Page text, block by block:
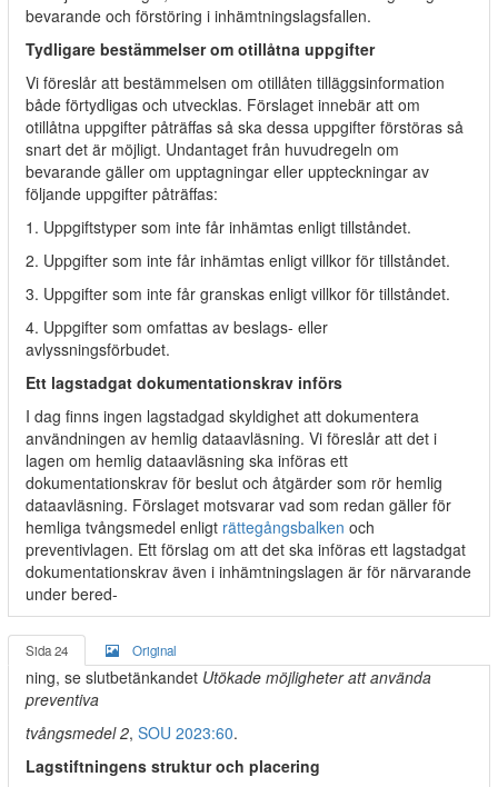
bevarande och förstöring i inhämtningslagsfallen.
Tydligare bestämmelser om otillåtna uppgifter
Vi föreslår att bestämmelsen om otillåten tilläggsinformation
både förtydligas och utvecklas. Förslaget innebär att om
otillåtna uppgifter påträffas så ska dessa uppgifter förstöras så
snart det är möjligt. Undantaget från huvudregeln om
bevarande gäller om upptagningar eller uppteckningar av
följande uppgifter påträffas:
1. Uppgiftstyper som inte får inhämtas enligt tillståndet.
2. Uppgifter som inte får inhämtas enligt villkor för tillståndet.
3. Uppgifter som inte får granskas enligt villkor för tillståndet.
4. Uppgifter som omfattas av beslags- eller
avlyssningsförbudet.
Ett lagstadgat dokumentationskrav införs
I dag finns ingen lagstadgad skyldighet att dokumentera
användningen av hemlig dataavläsning. Vi föreslår att det i
lagen om hemlig dataavläsning ska införas ett
dokumentationskrav för beslut och åtgärder som rör hemlig
dataavläsning. Förslaget motsvarar vad som redan gäller för
hemliga tvångsmedel enligt rättegångsbalken och
preventivlagen. Ett förslag om att det ska införas ett lagstadgat
dokumentationskrav även i inhämtningslagen är för närvarande
under bered-
Sida 24 Original
ning, se slutbetänkandet Utökade möjligheter att använda
preventiva
tvångsmedel 2, SOU 2023:60.
Lagstiftningens struktur och placering